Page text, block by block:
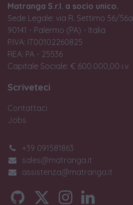
Matranga S.r.l. a socio unico.
Sede Legale: via R. Settimo 56/56a,
90141 - Palermo (PA) - Italia
P.IVA: IT00102260825
REA: PA - 25536
Capitale Sociale: € 600.000,00 i.v.
Scriveteci
Contattaci
Jobs
+39 091581863
sales@matranga.it
assistenza@matranga.it